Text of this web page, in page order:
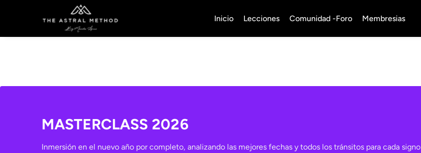
Inicio Lecciones Comunidad -Foro Membresias
MASTERCLASS 2026
Inmersión en el nuevo año por completo, analizando las mejores fechas y todos los tránsitos para cada signo